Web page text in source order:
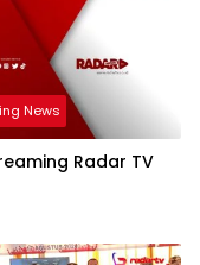
News
Radar TV